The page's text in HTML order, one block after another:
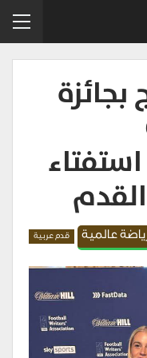
عالمية قدم عربية